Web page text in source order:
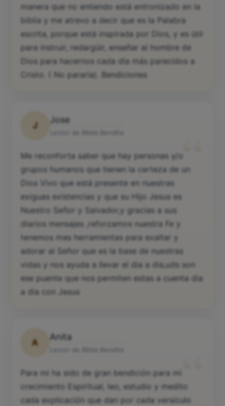
manera que no entiendo está entronizado en la
biblia y me atrevo a decir que es la Palabra
escrita, porque está inspirada por Dios, y es útil
para instruir, redargüir, enseñar al hombre de
Dios para hacernos cada día más parecidos a
Cristo. ( No pararía). Bendiciones
J
Jose
“
Me reconforta saber que hay personas y/o
grupos humanos que tienen la certeza de un
Dios Vivo que está presente en nuestras
exiguas existencias y que su Hijo Jesus es
Nuestro Señor y Salvador,y gracias a sus
diarios mensajes ,reforzamos nuestra Fe y
tenemos mas herramientas para exaltar y
adorar al Señor que es la base de nuestras
vidas y nos ayuda a llevar el dia a dia,uds son
ese puente que nos permiten estas a cuenta dia
a dia con Jesus
A
Anita
“
Para mi ha sido de gran bendición para mi
crecimiento Espiritual, leo, estudio y medito
cada explicación que dan por cada versículo